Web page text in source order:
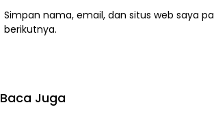
Simpan nama, email, dan situs web saya
berikutnya.
Baca Juga